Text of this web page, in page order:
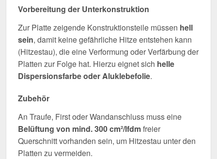
Vorbereitung der Unterkonstruktion
Zur Platte zeigende Konstruktionsteile müssen hell
sein, damit keine gefährliche Hitze entstehen kann
(Hitzestau), die eine Verformung oder Verfärbung der
Platten zur Folge hat. Hierzu eignet sich helle
Dispersionsfarbe oder Aluklebefolie.
Zubehör
An Traufe, First oder Wandanschluss muss eine
Belüftung von mind. 300 cm²/lfdmfreier
Querschnitt vorhanden sein, um Hitzestau unter den
Platten zu vermeiden.